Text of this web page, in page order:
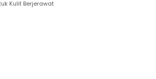
Kulit Berjerawat